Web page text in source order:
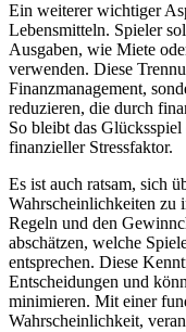
Ein weiterer wichtiger
Lebensmitteln. Spieler
Ausgaben, wie Miete
verwenden. Diese
Finanzmanagement,
reduzieren, die durch
So bleibt das
finanzieller Stressfaktor.
Es ist auch ratsam, sich
Wahrscheinlichkeiten zu
Regeln und den
abschätzen, welche
entsprechen. Diese
Entscheidungen und
minimieren. Mit einer
Wahrscheinlichkeit,